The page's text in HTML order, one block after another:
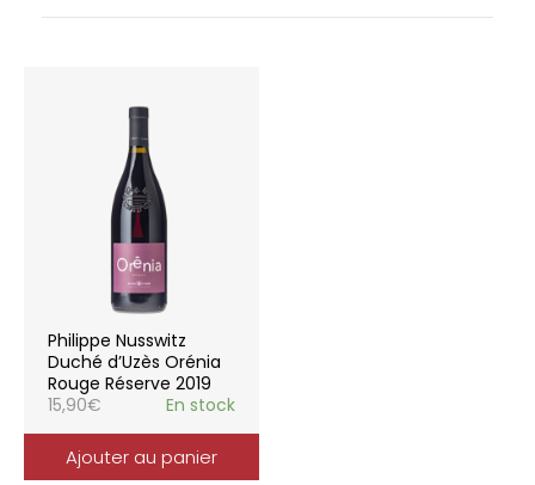
Philippe Nusswitz
Duché d’Uzès Orénia
Rouge Réserve 2019
15,90€ En stock
Ajouter au panier